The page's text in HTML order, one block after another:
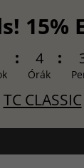
15%
4
Órák
TC CLASSIC